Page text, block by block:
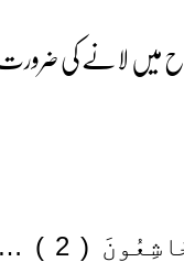
میں لانے کی
قَدْ أَفْلَحَ